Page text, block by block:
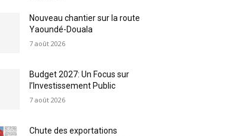
Nouveau chantier sur la route
Yaoundé-Douala
7 août 2026
Budget 2027: Un Focus sur
l’Investissement Public
7 août 2026
Chute des exportations